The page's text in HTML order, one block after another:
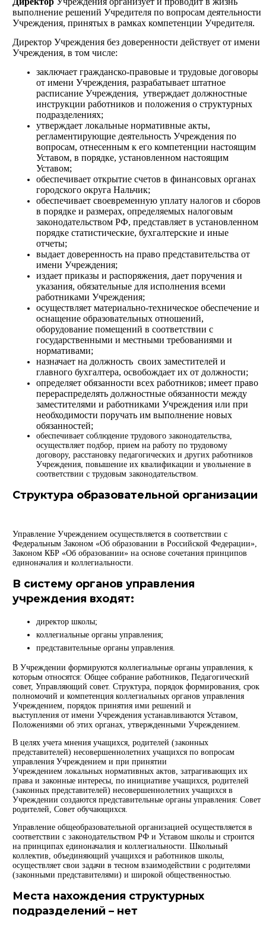
выполнение решений Учредителя по вопросам деятельности
Учреждения, принятых в рамках компетенции Учредителя.
Директор Учреждения без доверенности действует от имени
Учреждения, в том числе:
заключает гражданско-правовые и трудовые договоры
от имени Учреждения, разрабатывает штатное
расписание Учреждения, утверждает должностные
инструкции работников и положения о структурных
подразделениях;
утверждает локальные нормативные акты,
регламентирующие деятельность Учреждения по
вопросам, отнесенным к его компетенции настоящим
Уставом, в порядке, установленном настоящим
Уставом;
обеспечивает открытие счетов в финансовых органах
городского округа Нальчик;
обеспечивает своевременную уплату налогов и сборов
в порядке и размерах, определяемых налоговым
законодательством РФ, представляет в установленном
порядке статистические, бухгалтерские и иные
отчеты;
выдает доверенность на право представительства от
имени Учреждения;
издает приказы и распоряжения, дает поручения и
указания, обязательные для исполнения всеми
работниками Учреждения;
осуществляет материально-техническое обеспечение и
оснащение образовательных отношений,
оборудование помещений в соответствии с
государственными и местными требованиями и
нормативами;
назначает на должность своих заместителей и
главного бухгалтера, освобождает их от должности;
определяет обязанности всех работников; имеет право
перераспределять должностные обязанности между
заместителями и работниками Учреждения или при
необходимости поручать им выполнение новых
обязанностей;
обеспечивает соблюдение трудового законодательства,
осуществляет подбор, прием на работу по трудовому
договору, расстановку педагогических и других работников
Учреждения, повышение их квалификации и увольнение в
соответствии с трудовым законодательством.
Структура образовательной организации
Управление Учреждением осуществляется в соответствии с
Федеральным Законом «Об образовании в Российской Федерации»,
Законом КБР «Об образовании» на основе сочетания принципов
единоначалия и коллегиальности.
В систему органов управления
учреждения входят:
директор школы;
коллегиальные органы управления;
представительные органы управления.
В Учреждении формируются коллегиальные органы управления, к
которым относятся: Общее собрание работников, Педагогический
совет, Управляющий совет. Структура, порядок формирования, срок
полномочий и компетенция коллегиальных органов управления
Учреждением, порядок принятия ими решений и
выступления от имени Учреждения устанавливаются Уставом,
Положениями об этих органах, утвержденными Учреждением.
В целях учета мнения учащихся, родителей (законных
представителей) несовершеннолетних учащихся по вопросам
управления Учреждением и при принятии
Учреждением локальных нормативных актов, затрагивающих их
права и законные интересы, по инициативе учащихся, родителей
(законных представителей) несовершеннолетних учащихся в
Учреждении создаются представительные органы управления: Совет
родителей, Совет обучающихся.
Управление общеобразовательной организацией осуществляется в
соответствии с законодательством РФ и Уставом школы и строится
на принципах единоначалия и коллегиальности. Школьный
коллектив, объединяющий учащихся и работников школы,
осуществляет свои задачи в тесном взаимодействии с родителями
(законными представителями) и широкой общественностью.
Места нахождения структурных
подразделений – нет